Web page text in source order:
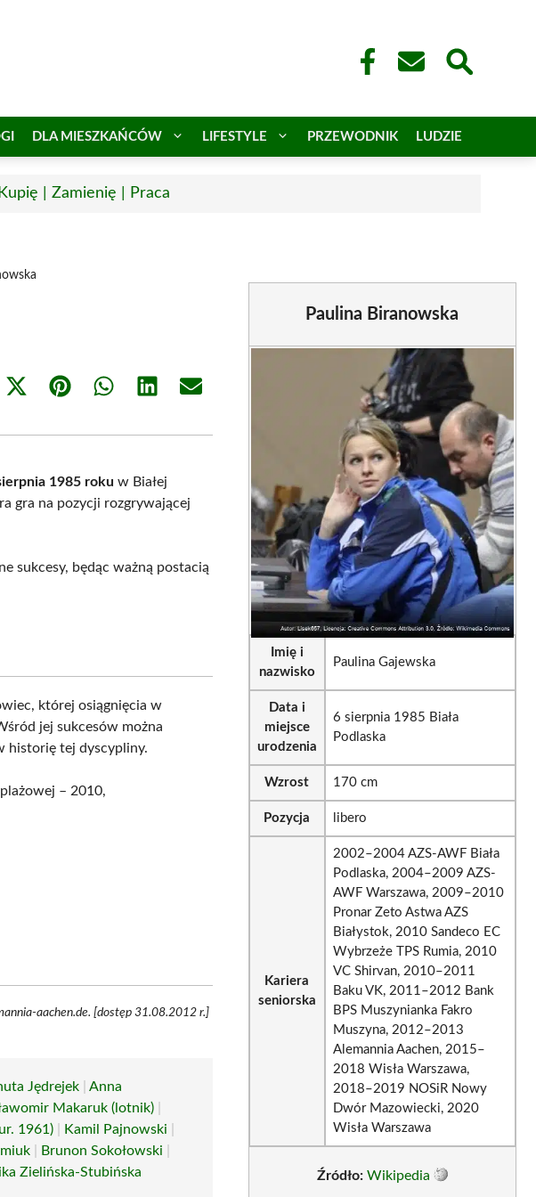
DLA MIESZKAŃCÓW LIFESTYLE PRZEWODNIK LUDZIE
| Zamienię | Praca
Share
(Twitter)
Share Share Share Share
1985 roku w Białej
gra na pozycji rozgrywającej
sukcesy, będąc ważną postacią
której osiągnięcia w
jej sukcesów można
historię tej dyscypliny.
– 2010,
aachen.de. [dostęp 31.08.2012 r.]
Jędrejek |Anna
Makaruk (lotnik)
1961) Kamil Pajnowski
Brunon Sokołowski
Zielińska-Stubińska
Paulina Biranowska
Imię i
nazwisko
Paulina Gajewska
Data i
miejsce
urodzenia
6 sierpnia 1985 Biała
Podlaska
Wzrost 170 cm
Pozycja libero
Kariera
seniorska
2002–2004 AZS-AWF Biała
Podlaska, 2004–2009 AZS-
AWF Warszawa, 2009–2010
Pronar Zeto Astwa AZS
Białystok, 2010 Sandeco EC
Wybrzeże TPS Rumia, 2010
VC Shirvan, 2010–2011
Baku VK, 2011–2012 Bank
BPS Muszynianka Fakro
Muszyna, 2012–2013
Alemannia Aachen, 2015–
2018 Wisła Warszawa,
2018–2019 NOSiR Nowy
Dwór Mazowiecki, 2020
Wisła Warszawa
Źródło: Wikipedia